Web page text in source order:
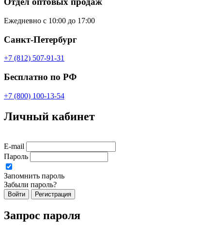
Ежедневно с 10:00 до 17:00
Санкт-Петербург
+7 (812) 507-91-31
Бесплатно по РФ
+7 (800) 100-13-54
Личный кабинет
E-mail
Пароль
Запомнить пароль
Забыли пароль?
Войти Регистрация
Запрос пароля